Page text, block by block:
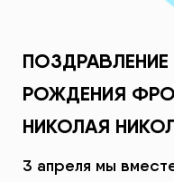
РОЖДЕНИЯ
НИКОЛАЯ
3 апреля мы